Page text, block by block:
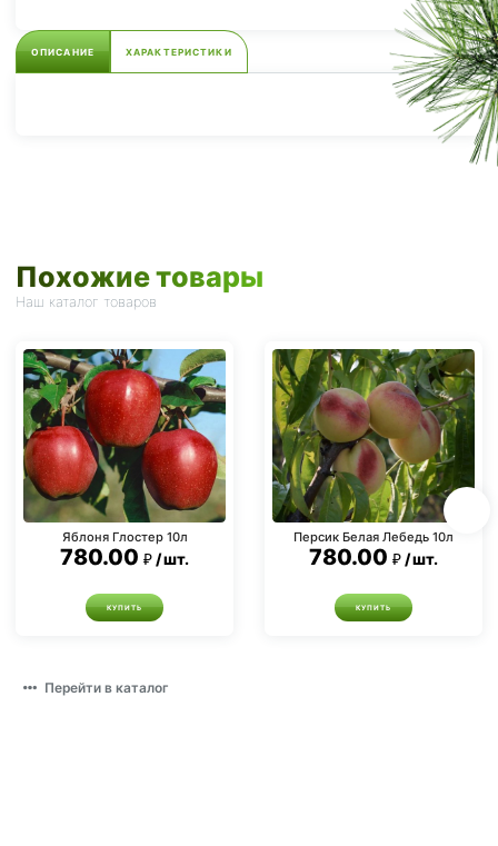
ОПИСАНИЕ ХАРАКТЕРИСТИКИ
Похожие товары
Наш каталог товаров
Яблоня Глостер 10л
780.00 шт.
КУПИТЬ
Персик Белая Лебедь 10л
780.00 шт.
КУПИТЬ
Перейти в каталог